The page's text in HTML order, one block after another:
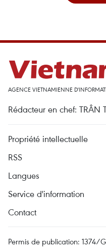
AGENCE VIETNAMIENNE
Rédacteur en chef: TRÂN
Propriété intellectuelle
RSS
Langues
Service d'information
Contact
Permis de publication: 1374/